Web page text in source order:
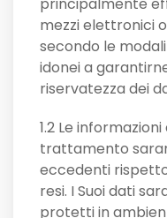
principalmente
mezzi elettronici
secondo le
idonei a
riservatezza dei
1.2 Le
trattamento
eccedenti
resi. I Suoi dati
protetti in